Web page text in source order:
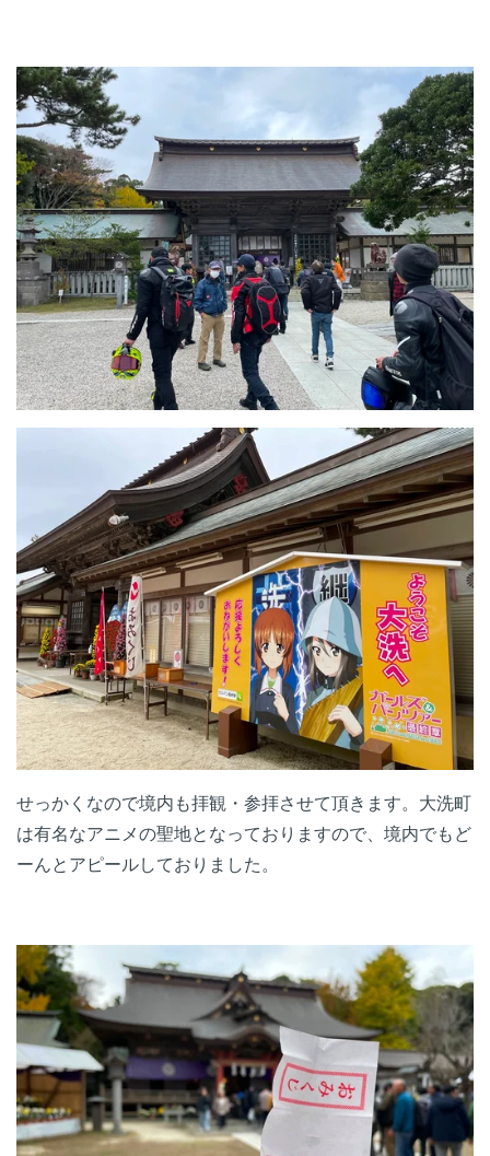
せっかくなので境内も拝観・参拝させて頂きます。大洗町
は有名なアニメの聖地となっておりますので、境内でもど
ーんとアピールしておりました。